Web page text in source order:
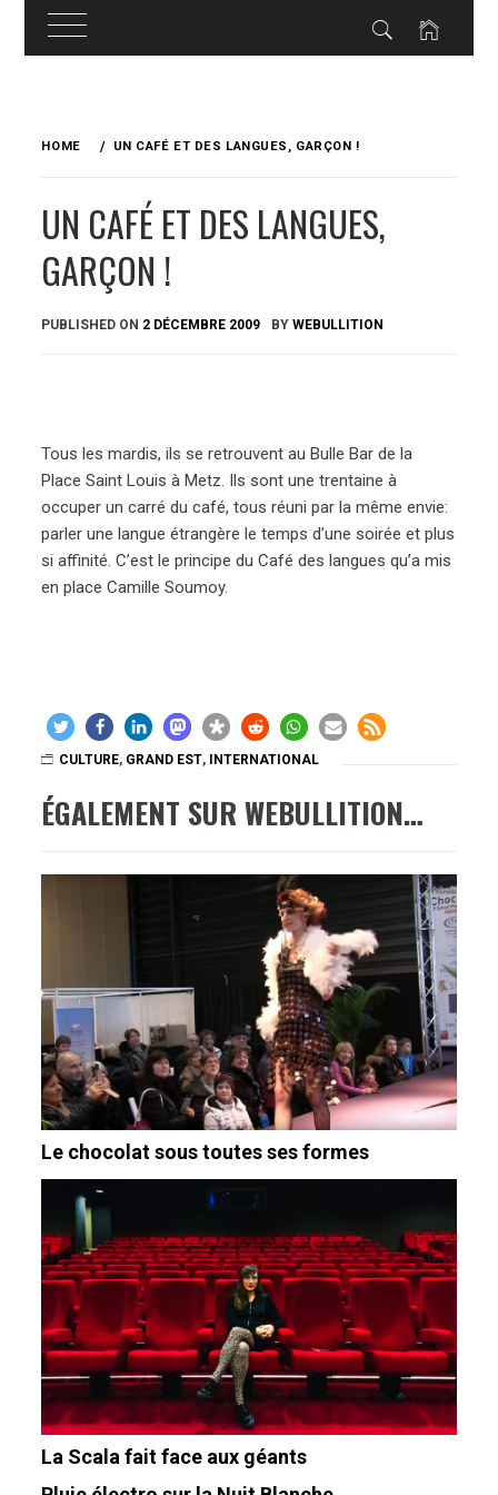
HOME UN CAFÉ ET DES LANGUES, GARÇON !
UN CAFÉ ET DES LANGUES,
GARÇON !
PUBLISHED ON 2 DÉCEMBRE 2009 BYWEBULLITION
Tous les mardis, ils se retrouvent au Bulle Bar de la
Place Saint Louis à Metz. Ils sont une trentaine à
occuper un carré du café, tous réuni par la même envie:
parler une langue étrangère le temps d’une soirée et plus
si affinité. C’est le principe du Café des langues qu’a mis
en place Camille Soumoy.
CULTURE, GRAND EST, INTERNATIONAL
ÉGALEMENT SUR WEBULLITION…
Le chocolat sous toutes ses formes
La Scala fait face aux géants